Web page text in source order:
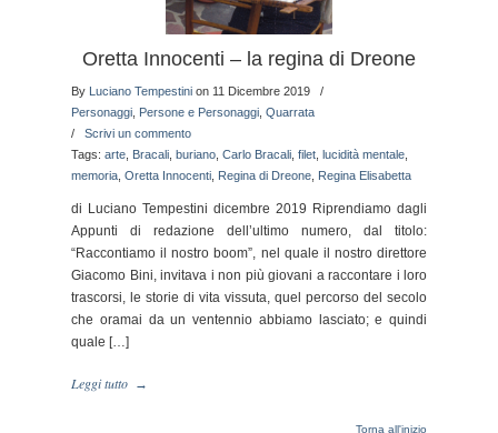
Oretta Innocenti – la regina di Dreone
By Luciano Tempestini on 11 Dicembre 2019
/
Personaggi Persone e Personaggi Quarrata
/ Scrivi un commento
Tags: arte Bracali buriano Carlo Bracali filet lucidità mentale
memoria Oretta Innocenti Regina di Dreone Regina Elisabetta
di Luciano Tempestini dicembre 2019 Riprendiamo dagli
Appunti di redazione dell’ultimo numero, dal titolo:
“Raccontiamo il nostro boom”, nel quale il nostro direttore
Giacomo Bini, invitava i non più giovani a raccontare i loro
trascorsi, le storie di vita vissuta, quel percorso del secolo
che oramai da un ventennio abbiamo lasciato; e quindi
quale […]
Leggi tutto →
Torna all'inizio